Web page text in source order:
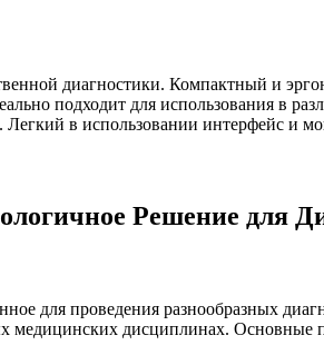
диагностики. Компактный и
подходит для использования в
в использовании интерфейс и
Решение для
для проведения разнообразных
медицинских дисциплинах. Основные